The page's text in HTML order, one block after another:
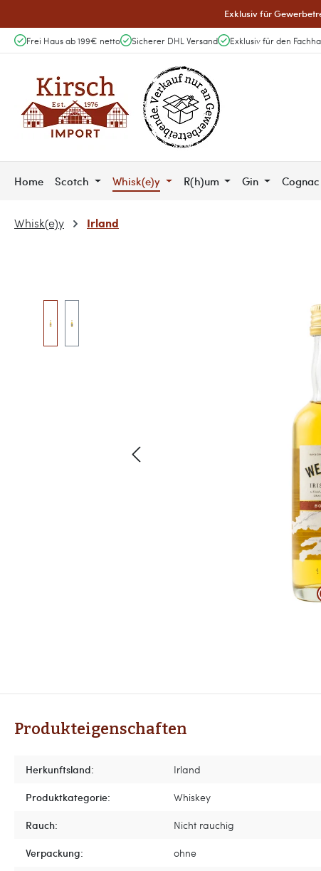
Exklusiv für
Frei Haus ab 199€ netto Sicherer DHL Versand Exklusiv für den
Home Scotch Whisk(e)y R(h)um Gin Cognac
Whisk(e)y Irland
Produkteigenschaften
Herkunftsland:
Irland
Produktkategorie:
Whiskey
Rauch:
Nicht rauchig
Verpackung:
ohne